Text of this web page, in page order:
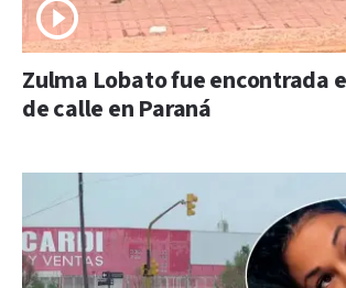
Zulma Lobato fue encontrada
de calle en Paraná